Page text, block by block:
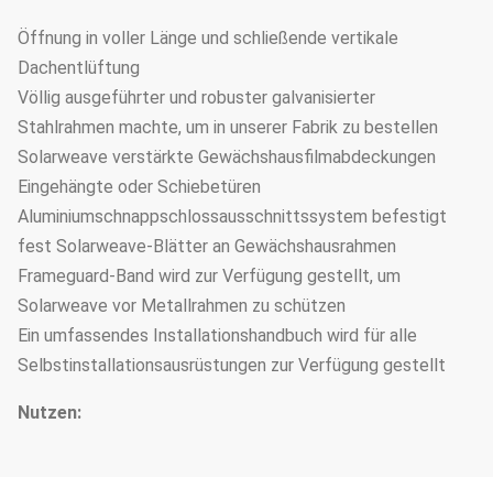
Öffnung in voller Länge und schließende vertikale
Dachentlüftung
Völlig ausgeführter und robuster galvanisierter
Stahlrahmen machte, um in unserer Fabrik zu bestellen
Solarweave verstärkte Gewächshausfilmabdeckungen
Eingehängte oder Schiebetüren
Aluminiumschnappschlossausschnittssystem befestigt
fest Solarweave-Blätter an Gewächshausrahmen
Frameguard-Band wird zur Verfügung gestellt, um
Solarweave vor Metallrahmen zu schützen
Ein umfassendes Installationshandbuch wird für alle
Selbstinstallationsausrüstungen zur Verfügung gestellt
Nutzen: